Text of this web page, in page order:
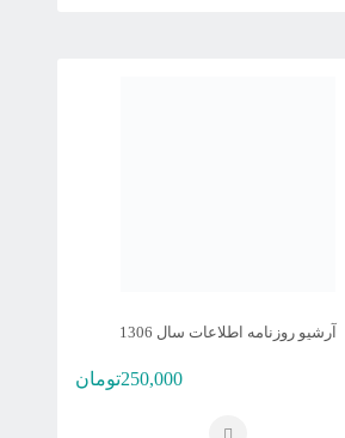
آرشیو روزنامه اطلاعات سال 1306
250,000تومان